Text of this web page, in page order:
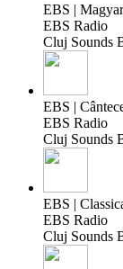
EBS |
EBS Radio
Cluj Sounds
EBS |
EBS Radio
Cluj Sounds
EBS |
EBS Radio
Cluj Sounds